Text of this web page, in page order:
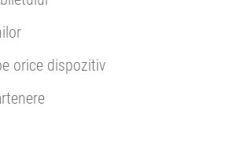
orice dispozitiv